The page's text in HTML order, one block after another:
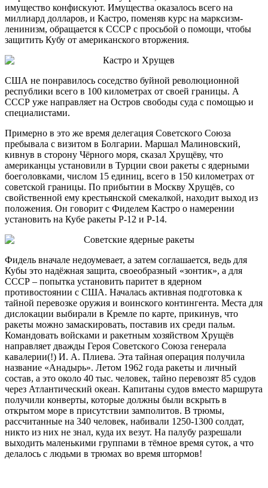
имущество конфискуют. Имущества оказалось всего на
миллиард долларов, и Кастро, поменяв курс на марксизм-
ленинизм, обращается к СССР с просьбой о помощи, чтобы
защитить Кубу от американского вторжения.
США не понравилось соседство буйной революционной
республики всего в 100 километрах от своей границы. А
СССР уже направляет на Остров свободы суда с помощью и
специалистами.
Примерно в это же время делегация Советского Союза
пребывала с визитом в Болгарии. Маршал Малиновский,
кивнув в сторону Чёрного моря, сказал Хрущёву, что
американцы установили в Турции свои ракеты с ядерными
боеголовками, числом 15 единиц, всего в 150 километрах от
советской границы. По прибытии в Москву Хрущёв, со
свойственной ему крестьянской смекалкой, находит выход из
положения. Он говорит с Фиделем Кастро о намерении
установить на Кубе ракеты Р-12 и Р-14.
Фидель вначале недоумевает, а затем соглашается, ведь для
Кубы это надёжная защита, своеобразный «зонтик», а для
СССР – попытка установить паритет в ядерном
противостоянии с США. Началась активная подготовка к
тайной перевозке оружия и воинского контингента. Места для
дислокации выбирали в Кремле по карте, прикинув, что
ракеты можно замаскировать, поставив их среди пальм.
Командовать войсками и ракетным хозяйством Хрущёв
направляет дважды Героя Советского Союза генерала
кавалерии(!) И. А. Плиева. Эта тайная операция получила
название «Анадырь». Летом 1962 года ракеты и личный
состав, а это около 40 тыс. человек, тайно перевозят 85 судов
через Атлантический океан. Капитаны судов вместо маршрута
получили конверты, которые должны были вскрыть в
открытом море в присутствии замполитов. В трюмы,
рассчитанные на 340 человек, набивали 1250-1300 солдат,
никто из них не знал, куда их везут. На палубу разрешали
выходить маленькими группами в тёмное время суток, а что
делалось с людьми в трюмах во время штормов!